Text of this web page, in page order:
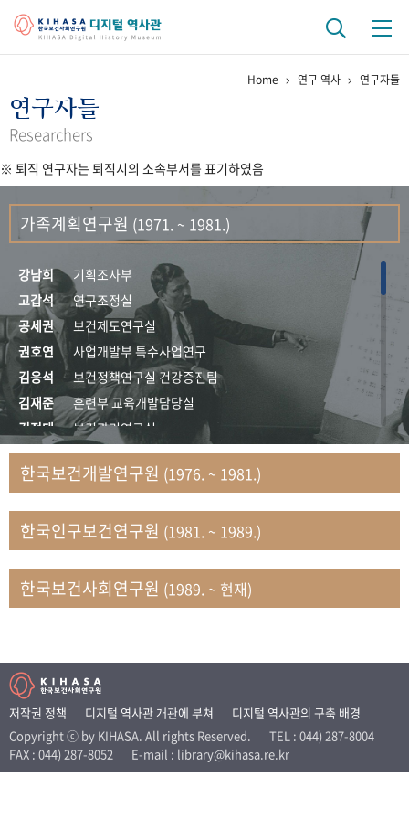
걸어온 길 기관 변천사
연구 역사
정책과 연구 키워드로 보는 연구 역사
연구자들
간행물 변천사
기록물 아카이브
사진 아카이브 문서 기록물 행정박물 영상 기록물
50+1주년 기념
성과 50선 숫자로 보는 50년
세계와 함께 한 KIHASA
VR 역사관
Home 연구 역사 연구자들
연구자들
Researchers
※ 퇴직 연구자는 퇴직시의 소속부서를 표기하였음
가족계획연구원 (1971. ~ 1981.)
강남희
기획조사부
고갑석
연구조정실
공세권
보건제도연구실
권호연
사업개발부 특수사업연구
김응석
보건정책연구실 건강증진팀
김재준
훈련부 교육개발담당실
김정태
보건관리연구실
김지자
연구부 사회개발담당실
김태룡
조사평가부 연구과
문현상
가족복지연구실 인구가족연구팀
박인화
보건정책연구실
박재빈
연구부 인구역학담당실
변종화
보건정책연구실 건강증진팀
송건용
보건정책연구실
송태민
정보통계연구실 빅데이터연구센터
신희설
사업개발부 국제협력연구실
이규식
의료보험연구실
이문기
훈련부
한국보건개발연구원 (1976. ~ 1981.)
한국인구보건연구원 (1981. ~ 1989.)
한국보건사회연구원 (1989. ~ 현재)
저작권 정책 디지털 역사관 개관에 부쳐
디지털 역사관의 구축 배경
Copyright ⓒ by KIHASA. All rights Reserved.
TEL : 044) 287-8004
FAX : 044) 287-8052
E-mail : library@kihasa.re.kr